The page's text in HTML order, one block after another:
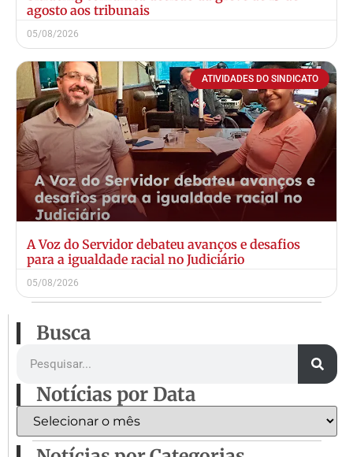
agosto aos tribunais
05/08/2026
ATIVIDADES DO SINDICATO
A Voz do Servidor debateu avanços e desafios
para a igualdade racial no Judiciário
05/08/2026
Busca
Notícias por Data